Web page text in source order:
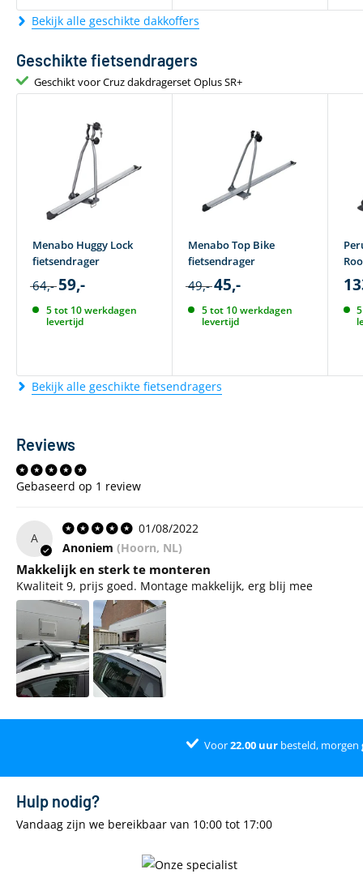
Bekijk alle geschikte dakkoffers
Geschikte fietsendragers
Geschikt voor Cruz dakdragerset Oplus SR+
Menabo Huggy Lock
fietsendrager
64,- 59,-
5 tot 10 werkdagen
levertijd
Menabo Top Bike
fietsendrager
49,- 45,-
5 tot 10 werkdagen
levertijd
Bekijk alle geschikte fietsendragers
Reviews
Gebaseerd op 1 review
A
01/08/2022
Anoniem (Hoorn, NL)
Makkelijk en sterk te monteren
Kwaliteit 9, prijs goed. Montage makkelijk, erg blij mee
Voor22.00uurbesteld, morgen
Hulp nodig?
Vandaag zijn we bereikbaar van 10:00 tot 17:00